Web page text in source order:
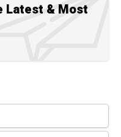
Latest & Most